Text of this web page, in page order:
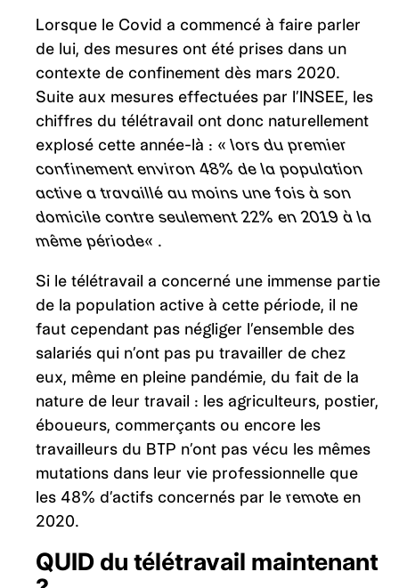
Lorsque le Covid a commencé à faire parler
de lui, des mesures ont été prises dans un
contexte de confinement dès mars 2020.
Suite aux mesures effectuées par l’INSEE, les
chiffres du télétravail ont donc naturellement
explosé cette année-là : «lors du premier
confinement environ 48% de la population
active a travaillé au moins une fois à son
domicile contre seulement 22% en 2019 à la
même période« .
Si le télétravail a concerné une immense partie
de la population active à cette période, il ne
faut cependant pas négliger l’ensemble des
salariés qui n’ont pas pu travailler de chez
eux, même en pleine pandémie, du fait de la
nature de leur travail : les agriculteurs, postier,
éboueurs, commerçants ou encore les
travailleurs du BTP n’ont pas vécu les mêmes
mutations dans leur vie professionnelle que
les 48% d’actifs concernés par le remote en
2020.
QUID du télétravail maintenant